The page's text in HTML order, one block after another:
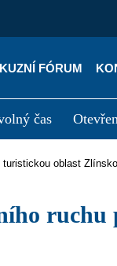
FÓRUM
čas
vyřídit
turistickou oblast Zlínsko